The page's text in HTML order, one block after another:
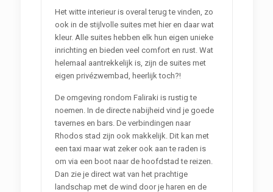
Het witte interieur is overal terug te vinden, zo
ook in de stijlvolle suites met hier en daar wat
kleur. Alle suites hebben elk hun eigen unieke
inrichting en bieden veel comfort en rust. Wat
helemaal aantrekkelijk is, zijn de suites met
eigen privézwembad, heerlijk toch?!
De omgeving rondom Faliraki is rustig te
noemen. In de directe nabijheid vind je goede
tavernes en bars. De verbindingen naar
Rhodos stad zijn ook makkelijk. Dit kan met
een taxi maar wat zeker ook aan te raden is
om via een boot naar de hoofdstad te reizen.
Dan zie je direct wat van het prachtige
landschap met de wind door je haren en de